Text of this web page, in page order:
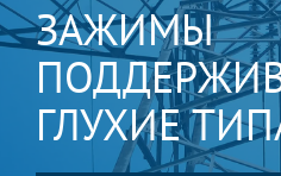
ЗАЖИМЫ
ГЛУХИЕ